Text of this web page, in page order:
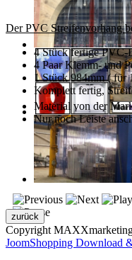
Der PVC Streifenvorhang
4 Stück fertige PVC-
4 Paar Klemm- und
1 Stück 984mm ( für
Komplett fertig,
Material von der
Nur noch Leiste
Copyright
JoomShopping Download